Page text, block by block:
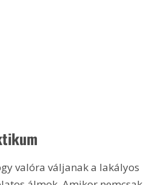
valóra váljanak a lakályos